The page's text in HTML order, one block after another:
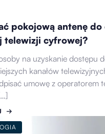
pokojową antenę
telewizji cyfrowej?
na uzyskanie dostępu
kanałów
umowę z operatorem